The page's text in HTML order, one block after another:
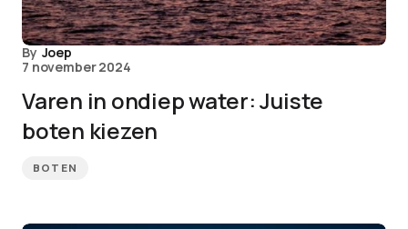
By Joep
7 november 2024
Varen in ondiep water: Juiste
boten kiezen
BOTEN